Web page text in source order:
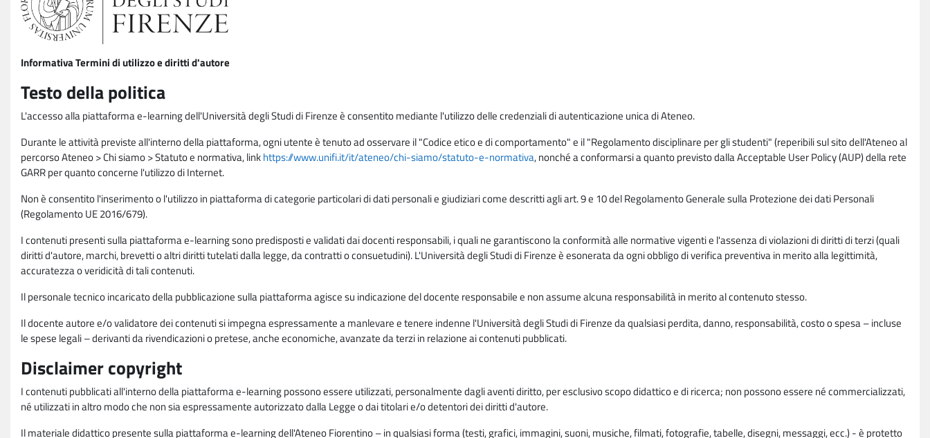
Informativa Termini di utilizzo e diritti d'autore
Testo della politica
L'accesso alla piattaforma e-learning dell'Università degli Studi di Firenze è consentito mediante l'utilizzo delle credenziali di autenticazione unica di Ateneo.
Durante le attività previste all'interno della piattaforma, ogni utente è tenuto ad osservare il "Codice etico e di comportamento" e il "Regolamento disciplinare per gli studenti" (reperibili sul sito dell'Ateneo al
percorso Ateneo > Chi siamo > Statuto e normativa, linkhttps://www.unifi.it/it/ateneo/chi-siamo/statuto-e-normativa, nonché a conformarsi a quanto previsto dalla Acceptable User Policy (AUP) della rete
GARR per quanto concerne l'utilizzo di Internet.
Non è consentito l'inserimento o l'utilizzo in piattaforma di categorie particolari di dati personali e giudiziari come descritti agli art. 9 e 10 del Regolamento Generale sulla Protezione dei dati Personali
(Regolamento UE 2016/679).
I contenuti presenti sulla piattaforma e-learning sono predisposti e validati dai docenti responsabili, i quali ne garantiscono la conformità alle normative vigenti e l'assenza di violazioni di diritti di terzi (quali
diritti d'autore, marchi, brevetti o altri diritti tutelati dalla legge, da contratti o consuetudini). L'Università degli Studi di Firenze è esonerata da ogni obbligo di verifica preventiva in merito alla legittimità,
accuratezza o veridicità di tali contenuti.
Il personale tecnico incaricato della pubblicazione sulla piattaforma agisce su indicazione del docente responsabile e non assume alcuna responsabilità in merito al contenuto stesso.
Il docente autore e/o validatore dei contenuti si impegna espressamente a manlevare e tenere indenne l'Università degli Studi di Firenze da qualsiasi perdita, danno, responsabilità, costo o spesa – incluse
le spese legali – derivanti da rivendicazioni o pretese, anche economiche, avanzate da terzi in relazione ai contenuti pubblicati.
Disclaimer copyright
I contenuti pubblicati all'interno della piattaforma e-learning possono essere utilizzati, personalmente dagli aventi diritto, per esclusivo scopo didattico e di ricerca; non possono essere né commercializzati,
né utilizzati in altro modo che non sia espressamente autorizzato dalla Legge o dai titolari e/o detentori dei diritti d'autore.
Il materiale didattico presente sulla piattaforma e-learning dell'Ateneo Fiorentino – in qualsiasi forma (testi, grafici, immagini, suoni, musiche, filmati, fotografie, tabelle, disegni, messaggi, ecc.) - è protetto